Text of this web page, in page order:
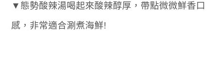
▼態勢酸辣湯喝起來酸辣醇厚，帶點微微鮮香口
感，非常適合涮煮海鮮!